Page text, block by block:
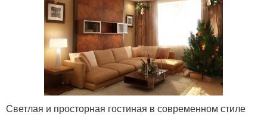
Светлая и просторная гостиная в современном стиле